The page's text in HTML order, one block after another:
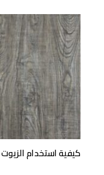
كيفية استخدام